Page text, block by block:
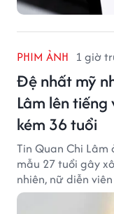
PHIM ẢNH 1 giờ
Đệ nhất mỹ
Lâm lên
kém 36 tuổi
Tin Quan Chi
mẫu 27 tuổi gây
nhiên, nữ diễn
này.